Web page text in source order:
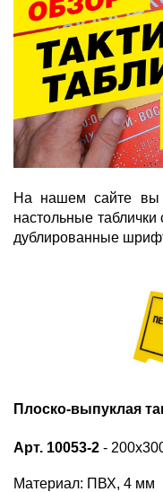
На нашем сайте вы
настольные
дублированные
Плоско-выпуклая
Арт. 10053-2 -
Материал: ПВХ, 4 мм